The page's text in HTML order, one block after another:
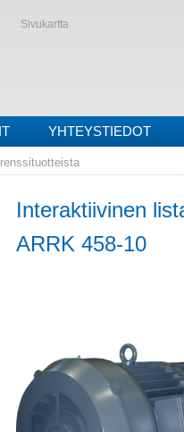
Sivukartta
YHTEYSTIEDOT
Interaktiivinen
ARRK 458-10